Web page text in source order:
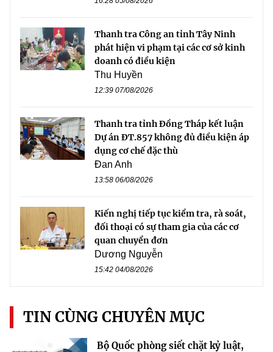
Thanh tra Công an tỉnh Tây Ninh
phát hiện vi phạm tại các cơ sở kinh
doanh có điều kiện
Thu Huyền
12:39 07/08/2026
Thanh tra tỉnh Đồng Tháp kết luận
Dự án ĐT.857 không đủ điều kiện áp
dụng cơ chế đặc thù
Đan Anh
13:58 06/08/2026
Kiến nghị tiếp tục kiểm tra, rà soát,
đối thoại có sự tham gia của các cơ
quan chuyển đơn
Dương Nguyễn
15:42 04/08/2026
TIN CÙNG CHUYÊN MỤC
Bộ Quốc phòng siết chặt kỷ luật,